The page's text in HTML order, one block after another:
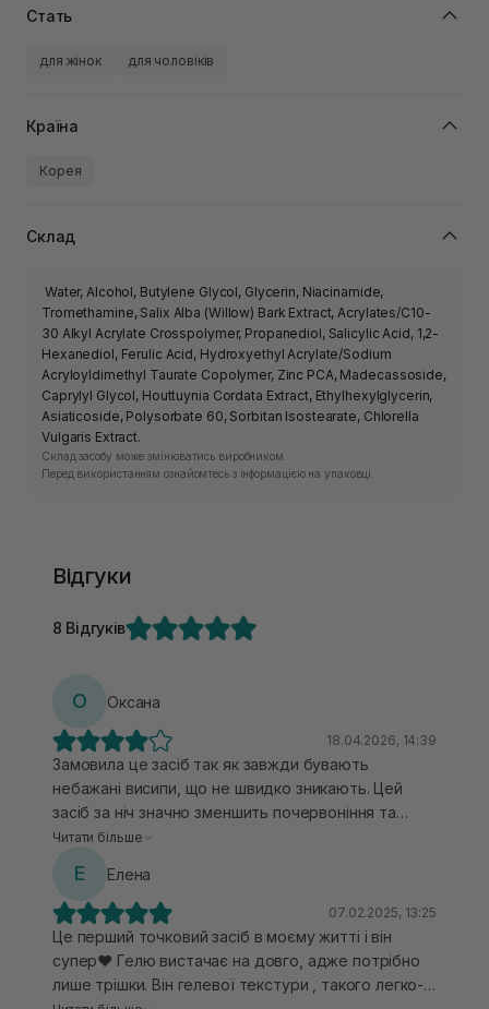
Стать
для жінок для чоловіків
Країна
Корея
Склад
Water, Alcohol, Butylene Glycol, Glycerin, Niacinamide,
Tromethamine, Salix Alba (Willow) Bark Extract, Acrylates/C10-
30 Alkyl Acrylate Crosspolymer, Propanediol, Salicylic Acid, 1,2-
Hexanediol, Ferulic Acid, Hydroxyethyl Acrylate/Sodium
Acryloyldimethyl Taurate Copolymer, Zinc PCA, Madecassoside,
Caprylyl Glycol, Houttuynia Cordata Extract, Ethylhexylglycerin,
Asiaticoside, Polysorbate 60, Sorbitan Isostearate, Chlorella
Vulgaris Extract.
Склад засобу може змінюватись виробником.
Перед використанням ознайомтесь з інформацією на упаковці.
Відгуки
8 Відгуків
О Оксана
18.04.2026, 14:39
Замовила це засіб так як завжди бувають
небажані висипи, що не швидко зникають. Цей
засіб за ніч значно зменшить почервоніння та
запалений прищик, повністю він не зникне, але
Читати більше
Е Елена
07.02.2025, 13:25
Це перший точковий засіб в моєму житті і він
супер❤️ Гелю вистачає на довго, адже потрібно
лише трішки. Він гелевої текстури , такого легко-